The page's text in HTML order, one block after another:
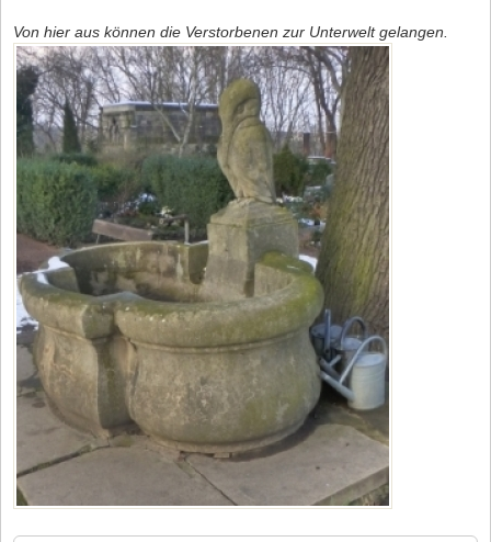
Von hier aus können die Verstorbenen zur Unterwelt gelangen.